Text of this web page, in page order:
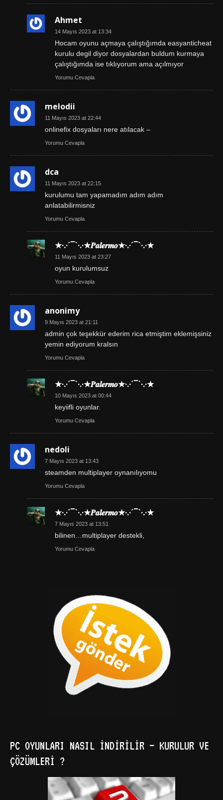
Ahmet
14 Mayıs 2023 at 13:34
Hocam oyunu açmaya çalıştığımda easyanticheat
kurulu degil diyor dosyalardan buldum kurmaya
çalıştığımda ise tıklıyorum ama açılmıyor
Yorumu Cevapla
melodii
11 Mayıs 2023 at 22:44
onlinefix dosyaları nere atılacak –
Yorumu Cevapla
dca
11 Mayıs 2023 at 22:15
kurulumu tam yapamadım adım adım
anlatabilirmisniz
Yorumu Cevapla
★·.·´¯`·.·★𝑷𝒂𝒍𝒆𝒓𝒎𝒐★·.·´¯`·.·★
11 Mayıs 2023 at 23:27
oyun kurulumsuz
Yorumu Cevapla
anonimy
9 Mayıs 2023 at 21:11
admin çok teşekkür ederim rica etmiştim eklemişsiniz
yemin ediyorum kralsın
Yorumu Cevapla
★·.·´¯`·.·★𝑷𝒂𝒍𝒆𝒓𝒎𝒐★·.·´¯`·.·★
10 Mayıs 2023 at 00:44
keyiifli oyunlar.
Yorumu Cevapla
nedoli
7 Mayıs 2023 at 13:43
steamden multiplayer oynanılıyomu
Yorumu Cevapla
★·.·´¯`·.·★𝑷𝒂𝒍𝒆𝒓𝒎𝒐★·.·´¯`·.·★
7 Mayıs 2023 at 13:51
bilinen…multiplayer destekli,
Yorumu Cevapla
PC OYUNLARI NASIL İNDIRILIR – KURULUR VE
ÇÖZÜMLERI ?